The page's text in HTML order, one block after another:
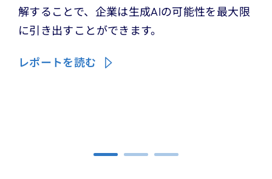
解することで、企業は生成AIの可能性を最大限
に引き出すことができます。
レポートを読む